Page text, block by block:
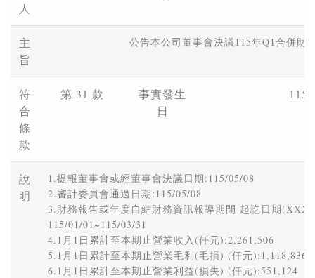
人
主
旨
公告本公司董事會決議115年Q1合併財
符
合
條
款
第 31 款
事實發生
日
115/
說
明
1.提報董事會或經董事會決議日期:115/05/08
2.審計委員會通過日期:115/05/08
3.財務報告或年度自結財務資訊報導期間 起訖日期
115/01/01~115/03/31
4.1月1日累計至本期止營業收入(仟元):2,261,506
5.1月1日累計至本期止營業毛利(毛損) (仟元):1,118,836
6.1月1日累計至本期止營業利益(損失) (仟元):551,124